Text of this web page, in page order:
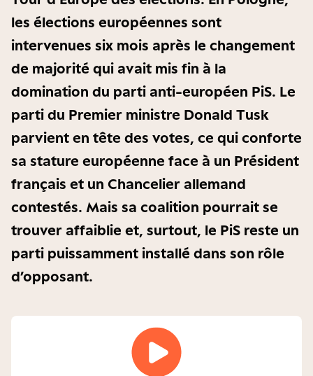
les élections européennes sont
intervenues six mois après le changement
de majorité qui avait mis fin à la
domination du parti anti-européen PiS. Le
parti du Premier ministre Donald Tusk
parvient en tête des votes, ce qui conforte
sa stature européenne face à un Président
français et un Chancelier allemand
contestés. Mais sa coalition pourrait se
trouver affaiblie et, surtout, le PiS reste un
parti puissamment installé dans son rôle
d’opposant.